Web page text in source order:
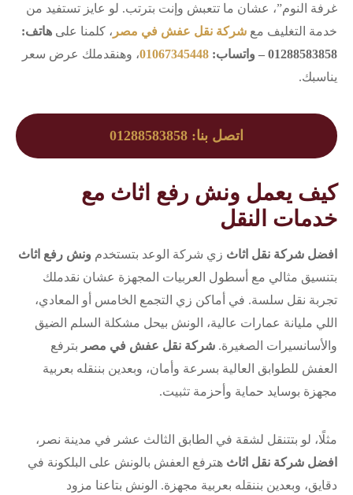
غرفة النوم”، عشان ما تتعبش وإنت بترتب. لو عايز تستفيد من
خدمة التغليف مع شركة نقل عفش في مصر ، كلمنا على هاتف:
01288583858 – واتساب:
01067345448، وهنقدملك عرض سعر
يناسبك.
اتصل بنا: 01288583858
كيف يعمل ونش رفع اثاث مع
خدمات النقل
افضل شركة نقل اثاث زي شركة الوعد بتستخدم ونش رفع اثاث
بتنسيق مثالي مع أسطول العربيات المجهزة عشان نقدملك
تجربة نقل سلسة. في أماكن زي التجمع الخامس أو المعادي،
اللي مليانة عمارات عالية، الونش بيحل مشكلة السلم الضيق
والأسانسيرات الصغيرة. شركة نقل عفش في مصر بترفع
العفش للطوابق العالية بسرعة وأمان، وبعدين بننقله بعربية
مجهزة بوسايد حماية وأحزمة تثبيت.
مثلًا، لو بتتنقل لشقة في الطابق الثالث عشر في مدينة نصر،
افضل شركة نقل اثاث هترفع العفش بالونش على البلكونة في
دقايق، وبعدين بننقله بعربية مجهزة. الونش بتاعنا مزود